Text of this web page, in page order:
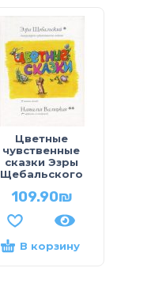
Цветные
чувственные
сказки Эзры
Щебальского
109.90₪
В корзину